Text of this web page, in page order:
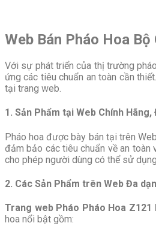
Web Bán Pháo Hoa Bộ
Với sự phát triển của thị trường
ứng các tiêu chuẩn an toàn cần
tại trang web.
1. Sản Phẩm tại Web Chính
Pháo hoa được bày bán tại trên
đảm bảo các tiêu chuẩn về an toàn
cho phép người dùng có thể sử
2. Các Sản Phẩm trên Web Đa
Trang web Pháo Pháo Hoa Z121
hoa nổi bật gồm: